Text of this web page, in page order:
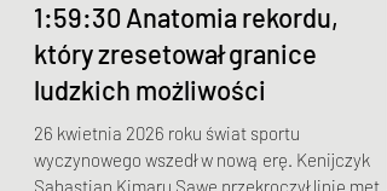
21 maj
4 minut(y) czytania
1:59:30 Anatomia rekordu,
który zresetował granice
ludzkich możliwości
26 kwietnia 2026 roku świat sportu